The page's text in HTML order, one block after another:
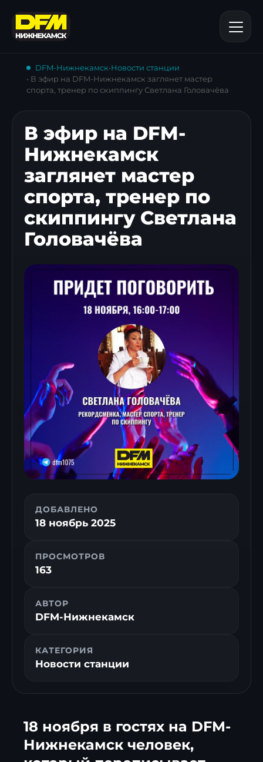
DFM-Нижнекамск•Новости станции
• В эфир на DFM-Нижнекамск заглянет мастер
спорта, тренер по скиппингу Светлана Головачёва
В эфир на DFM-
Нижнекамск
заглянет мастер
спорта, тренер по
скиппингу Светлана
Головачёва
ДОБАВЛЕНО
18 ноябрь 2025
ПРОСМОТРОВ
163
АВТОР
DFM-Нижнекамск
КАТЕГОРИЯ
Новости станции
18 ноября в гостях на DFM-
Нижнекамск человек,